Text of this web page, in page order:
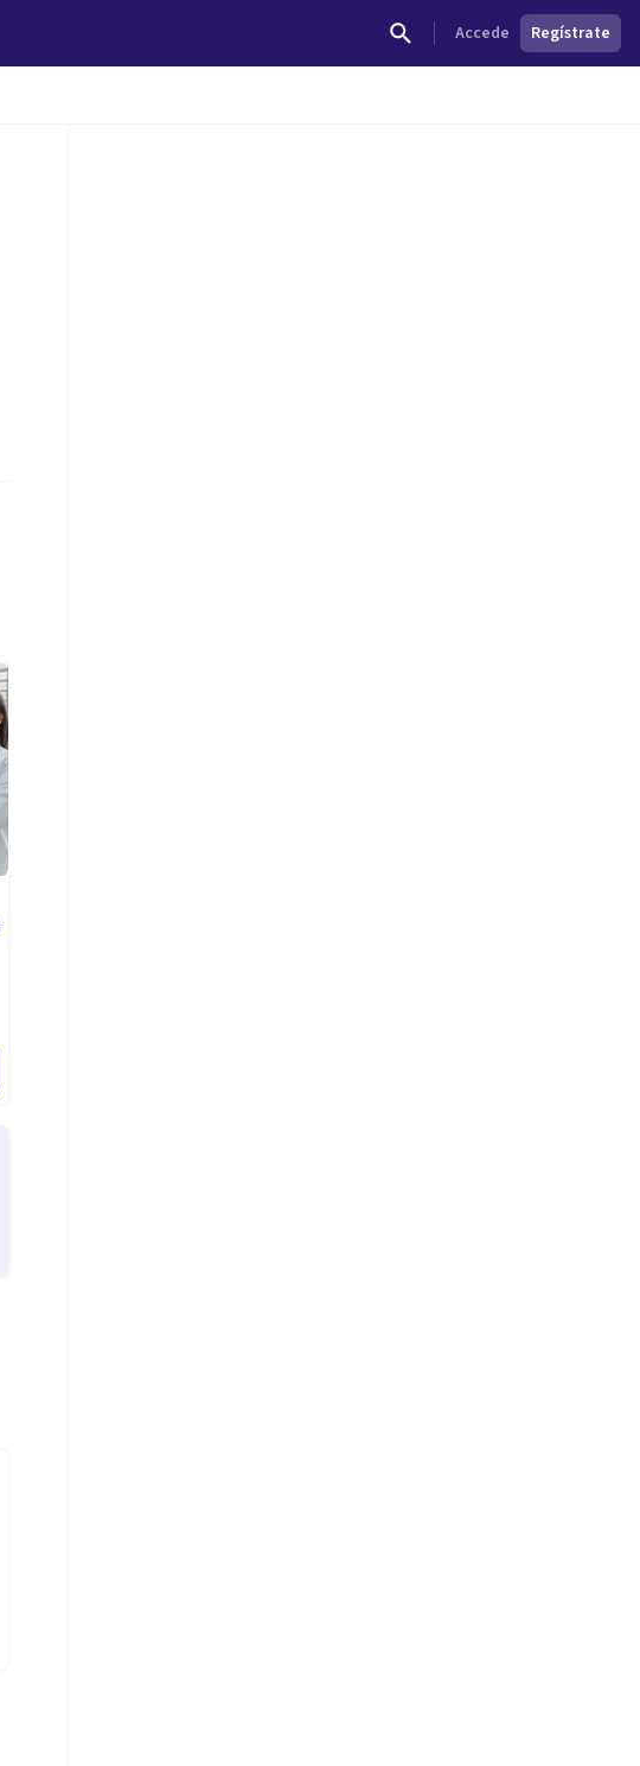
Accede Regístrate